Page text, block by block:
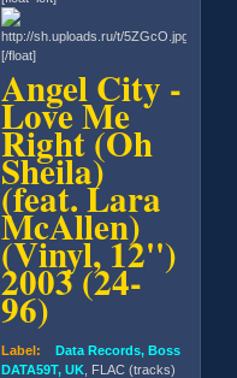
[/float]
Angel City -
Love Me
Right (Oh
Sheila)
(feat. Lara
McAllen)
(Vinyl, 12'')
2003 (24-
96)
Label: Data Records, Boss
DATA59T, UK , FLAC (tracks)